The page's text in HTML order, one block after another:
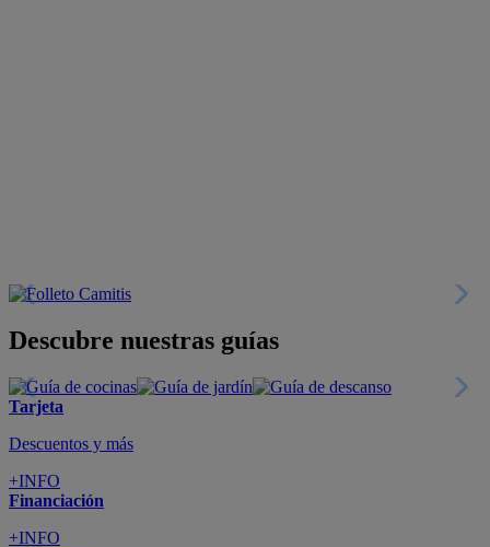
Descubre nuestras guías
Tarjeta
Descuentos y más
+INFO
Financiación
+INFO